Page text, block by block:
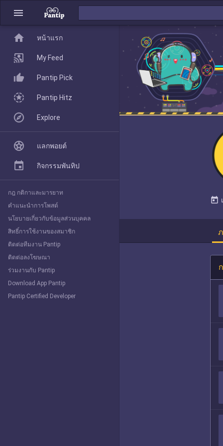
menu
today
home
Pantip Pick
Explore
home หน้าแรก
My Feed
Pantip Pick
Pantip Hitz
Explore
แลกพอยต์
กิจกรรมพันทิป
กฎ กติกาและมารยาท
คำแนะนำการโพสต์
นโยบายเกี่ยวกับข้อมูลส่วนบุคคล
สิทธิ์การใช้งานของสมาชิก
ติดต่อทีมงาน Pantip
ติดต่อลงโฆษณา
ร่วมงานกับ Pantip
Download App Pantip
Pantip Certified Developer